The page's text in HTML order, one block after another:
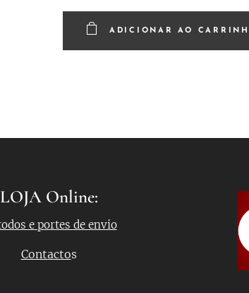
ADICIONAR AO
LOJA Online:
e portes de envio
Contactos